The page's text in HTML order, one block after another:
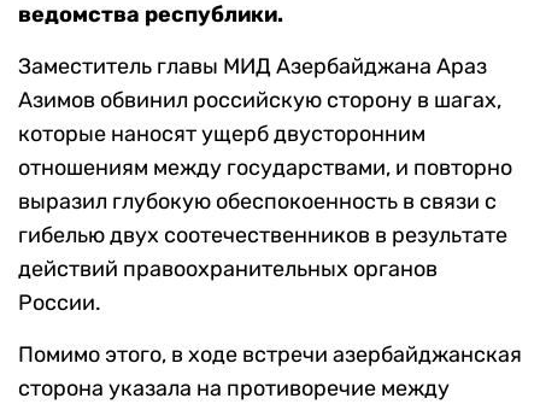
ведомства республики.
Заместитель главы МИД Азербайджана Араз
Азимов обвинил российскую сторону в шагах,
которые наносят ущерб двусторонним
отношениям между государствами, и повторно
выразил глубокую обеспокоенность в связи с
гибелью двух соотечественников в результате
действий правоохранительных органов
России.
Помимо этого, в ходе встречи азербайджанская
сторона указала на противоречие между